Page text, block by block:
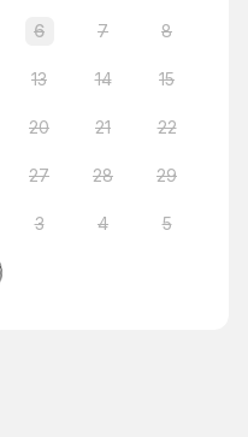
6 7 8
13 14 15
20 21 22
27 28 29
3 4 5